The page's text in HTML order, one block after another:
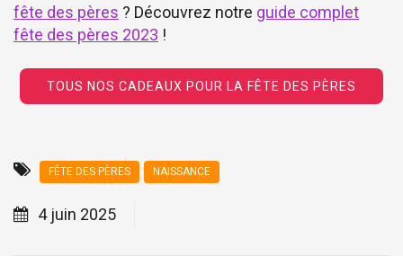
fête des pères ? Découvrez notre guide complet
fête des pères 2023 !
TOUS NOS CADEAUX POUR LA FÊTE DES PÈRES
FÊTE DES PÈRES NAISSANCE
4 juin 2025